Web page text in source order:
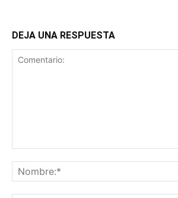
DEJA UNA RESPUESTA